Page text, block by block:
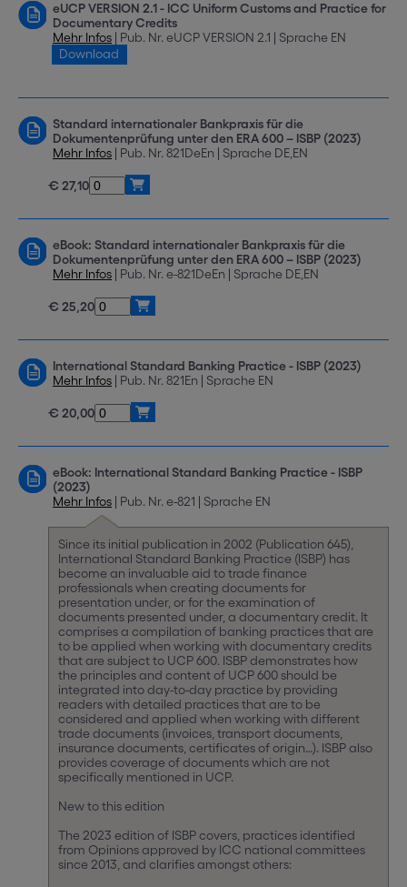
eUCP VERSION 2.1 - ICC Uniform Customs and Practice for
Documentary Credits
Mehr Infos | Pub. Nr. eUCP VERSION 2.1 | Sprache EN
Download
Standard internationaler Bankpraxis für die
Dokumentenprüfung unter den ERA 600 – ISBP (2023)
Mehr Infos | Pub. Nr. 821DeEn | Sprache DE,EN
€ 27,10
eBook: Standard internationaler Bankpraxis für die
Dokumentenprüfung unter den ERA 600 – ISBP (2023)
Mehr Infos | Pub. Nr. e-821DeEn | Sprache DE,EN
€ 25,20
International Standard Banking Practice - ISBP (2023)
Mehr Infos | Pub. Nr. 821En | Sprache EN
€ 20,00
eBook: International Standard Banking Practice - ISBP
(2023)
Mehr Infos | Pub. Nr. e-821 | Sprache EN
Since its initial publication in 2002 (Publication 645),
International Standard Banking Practice (ISBP) has
become an invaluable aid to trade finance
professionals when creating documents for
presentation under, or for the examination of
documents presented under, a documentary credit. It
comprises a compilation of banking practices that are
to be applied when working with documentary credits
that are subject to UCP 600. ISBP demonstrates how
the principles and content of UCP 600 should be
integrated into day-to-day practice by providing
readers with detailed practices that are to be
considered and applied when working with different
trade documents (invoices, transport documents,
insurance documents, certificates of origin…). ISBP also
provides coverage of documents which are not
specifically mentioned in UCP.
New to this edition
The 2023 edition of ISBP covers, practices identified
from Opinions approved by ICC national committees
since 2013, and clarifies amongst others: